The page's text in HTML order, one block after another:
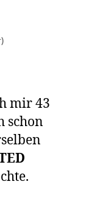
mir 43
schon